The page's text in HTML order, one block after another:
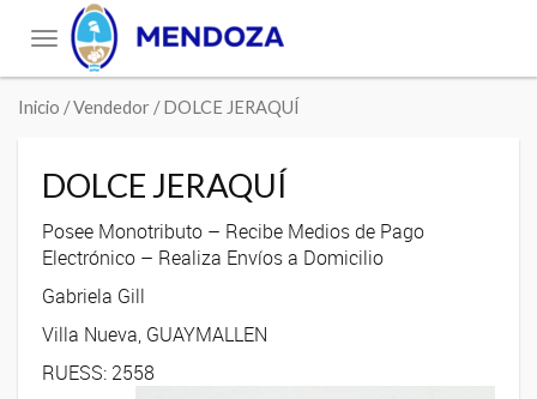
Toggle
navigation
Inicio / Vendedor / DOLCE JERAQUÍ
DOLCE JERAQUÍ
Posee Monotributo – Recibe Medios de Pago
Electrónico – Realiza Envíos a Domicilio
Gabriela Gill
Villa Nueva, GUAYMALLEN
RUESS: 2558